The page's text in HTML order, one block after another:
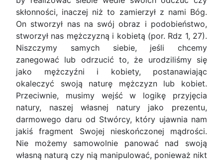
skłonności, inaczej niż to zamierzył z nami Bóg.
On stworzył nas na swój obraz i podobieństwo,
stworzył nas mężczyzną i kobietą (por. Rdz 1, 27).
Niszczymy samych siebie, jeśli chcemy
zanegować lub odrzucić to, że urodziliśmy się
jako mężczyźni i kobiety, postanawiając
okaleczyć swoją naturę mężczyzn lub kobiet.
Przeciwnie, musimy wejść w logikę przyjęcia
natury, naszej własnej natury jako prezentu,
darmowego daru od Stwórcy, który ujawnia nam
jakiś fragment Swojej nieskończonej mądrości.
Nie możemy samowolnie panować nad swoją
własną naturą czy nią manipulować, ponieważ nikt